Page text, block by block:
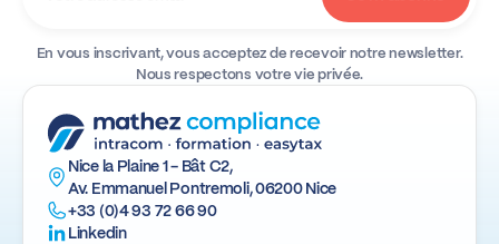
En vous inscrivant, vous acceptez de recevoir notre newsletter.
Nous respectons votre vie privée.
Nice la Plaine 1 - Bât C2,
Av. Emmanuel Pontremoli, 06200 Nice
+33 (0)4 93 72 66 90
Linkedin